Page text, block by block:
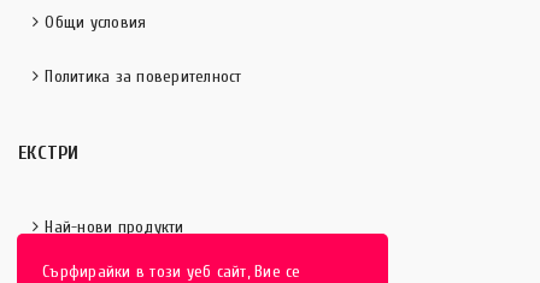
Сърфирайки в този уеб сайт, Вие се
Общи условия
Политика за поверителност
ЕКСТРИ
Най-нови продукти